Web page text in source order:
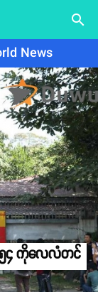
search
News
၅၄ ကိုလေလံတင်